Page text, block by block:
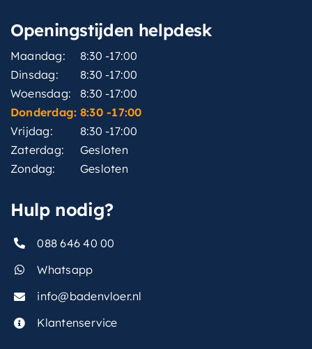
Openingstijden helpdesk
Maandag:
8:30 -17:00
Dinsdag:
8:30 -17:00
Woensdag:
8:30 -17:00
Donderdag: 8:30 -17:00
Vrijdag:
8:30 -17:00
Zaterdag:
Gesloten
Zondag:
Gesloten
Hulp nodig?
088 646 40 00
Whatsapp
info@badenvloer.nl
Klantenservice